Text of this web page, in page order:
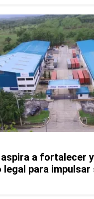
aspira a fortalecer
legal para impulsar